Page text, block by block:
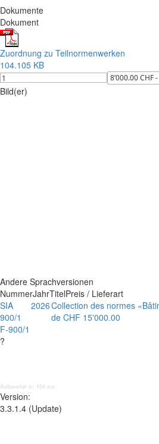
Dokumente
Dokument
Zuordnung zu Teilnormenwerken
104.105 KB
Bild(er)
Andere Sprachversionen
NummerJahrTitelPreis / Lieferart
SIA
900/1
F-900/1
?
2026Collection des normes
de CHF 15'000.00
Aufbereitet in: 154 ms;
Version:
3.3.1.4 (Update)